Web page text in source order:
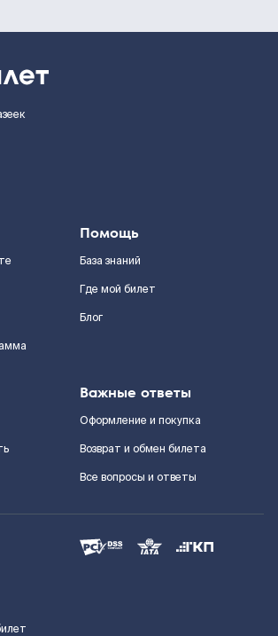
Помощь
База знаний
Где мой билет
Блог
Важные ответы
Оформление и покупка
Возврат и обмен билета
Все вопросы и ответы